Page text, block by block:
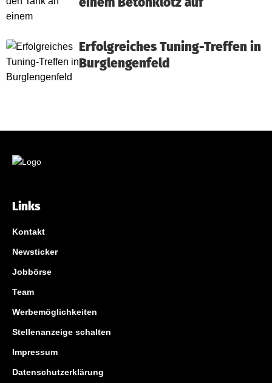
Erfolgreiches Tuning-Treffen in
Burglengenfeld
Links
Kontakt
Newsticker
Jobbörse
Team
Werbemöglichkeiten
Stellenanzeige schalten
Impressum
Datenschutzerklärung